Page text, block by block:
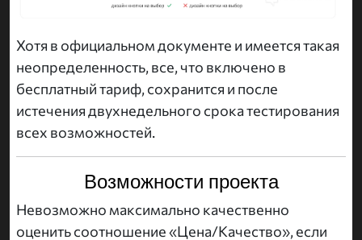
Хотя в официальном документе и имеется такая
неопределенность, все, что включено в
бесплатный тариф, сохранится и после
истечения двухнедельного срока тестирования
всех возможностей.
Возможности проекта
Невозможно максимально качественно
оценить соотношение «Цена/Качество», если